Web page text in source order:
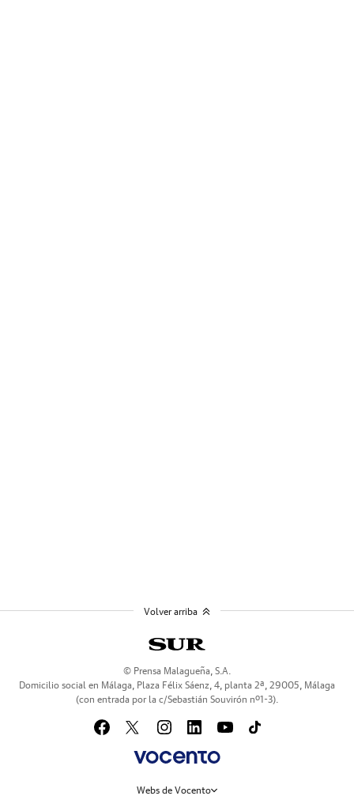
© Prensa Malagueña, S.A.
Domicilio social en Málaga, Plaza Félix Sáenz, 4, planta 2ª, 29005, Málaga
(con entrada por la c/Sebastián Souvirón nº1-3).
Webs de Vocento
Volver arriba